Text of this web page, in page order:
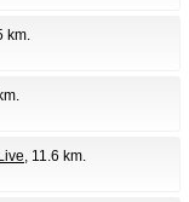
km.
, 11.6 km.